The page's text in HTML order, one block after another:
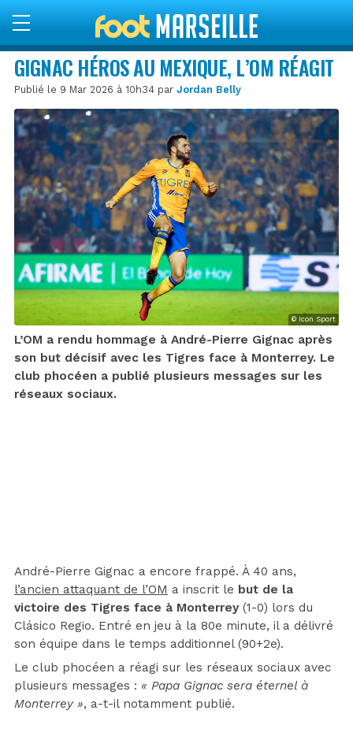
GIGNAC HÉROS AU MEXIQUE, L’OM RÉAGIT
Publié le 9 Mar 2026 à 10h34 par Jordan Belly
© Icon Sport
L’OM a rendu hommage à André-Pierre Gignac après
son but décisif avec les Tigres face à Monterrey. Le
club phocéen a publié plusieurs messages sur les
réseaux sociaux.
André-Pierre Gignac a encore frappé. À 40 ans,
l’ancien attaquant de l’OM a inscrit le but de la
victoire des Tigres face à Monterrey(1-0) lors du
Clásico Regio. Entré en jeu à la 80e minute, il a délivré
son équipe dans le temps additionnel (90+2e).
Le club phocéen a réagi sur les réseaux sociaux avec
plusieurs messages : « Papa Gignac sera éternel à
Monterrey », a-t-il notamment publié.